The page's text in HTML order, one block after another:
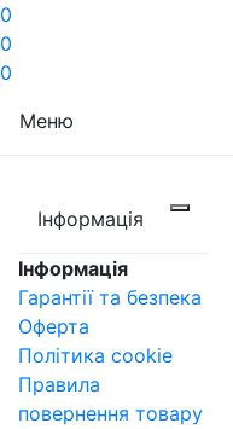
0
0
0
Меню
Інформація
Інформація
Гарантії та безпека
Оферта
Політика cookie
Правила
повернення товару